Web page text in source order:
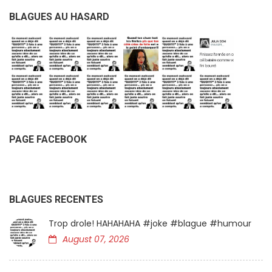
BLAGUES AU HASARD
PAGE FACEBOOK
BLAGUES RECENTES
Trop drole! HAHAHAHA #joke #blague #humour
August 07, 2026